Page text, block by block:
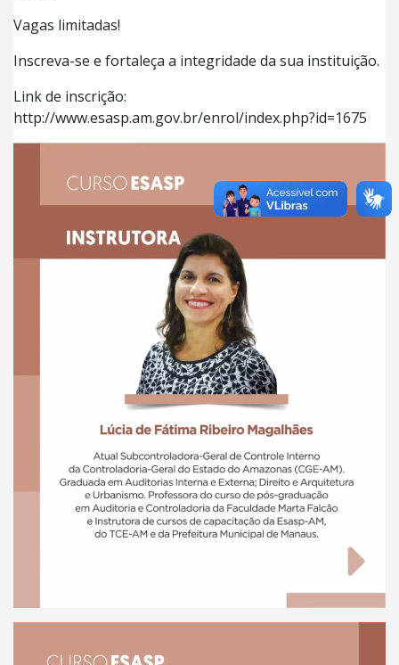
Vagas limitadas!
Inscreva-se e fortaleça a integridade da sua instituição.
Link de inscrição:
http://www.esasp.am.gov.br/enrol/index.php?id=1675